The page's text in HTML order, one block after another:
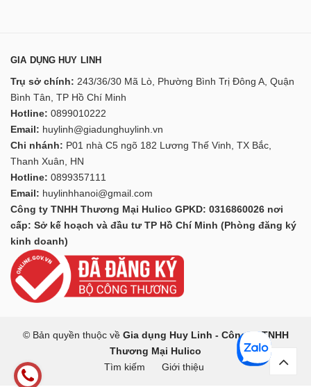
GIA DỤNG HUY LINH
Trụ sở chính: 243/36/30 Mã Lò, Phường Bình Trị Đông A, Quận
Bình Tân, TP Hồ Chí Minh
Hotline: 0899010222
Email: huylinh@giadunghuylinh.vn
Chi nhánh: P01 nhà C5 ngõ 182 Lương Thế Vinh, TX Bắc,
Thanh Xuân, HN
Hotline: 0899357111
Email: huylinhhanoi@gmail.com
Công ty TNHH Thương Mại Hulico GPKD: 0316860026 nơi
cấp: Sở kế hoạch và đầu tư TP Hồ Chí Minh (Phòng đăng ký
kinh doanh)
© Bản quyền thuộc về Gia dụng Huy Linh - Công ty TNHH
Thương Mại Hulico
Tìm kiếm
Giới thiệu